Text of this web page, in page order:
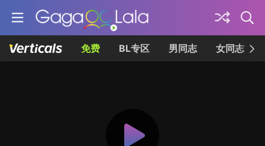
免费 BL专区 男同志 女同志